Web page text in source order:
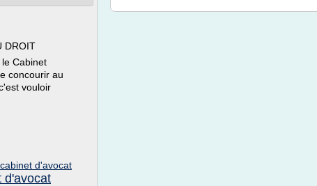
DROIT
Cabinet
concourir au
vouloir
cabinet d'avocat
d'avocat